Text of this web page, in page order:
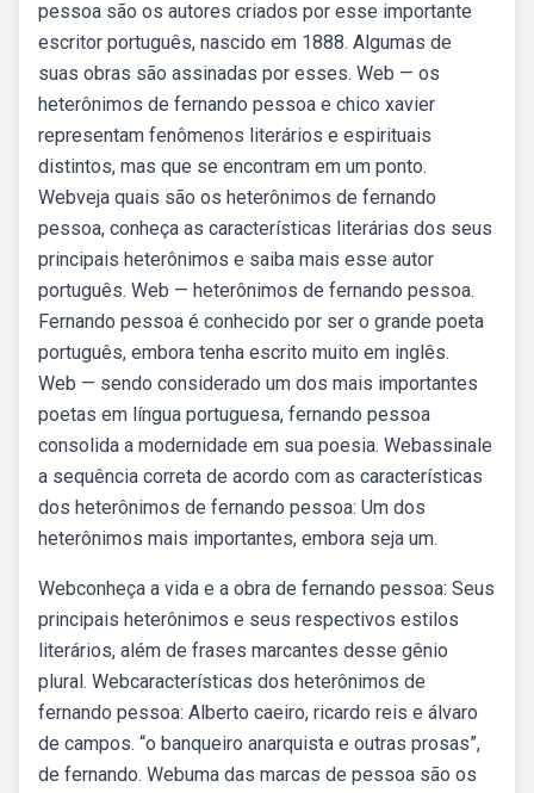
pessoa são os autores criados por esse importante
escritor português, nascido em 1888. Algumas de
suas obras são assinadas por esses. Web — os
heterônimos de fernando pessoa e chico xavier
representam fenômenos literários e espirituais
distintos, mas que se encontram em um ponto.
Webveja quais são os heterônimos de fernando
pessoa, conheça as características literárias dos seus
principais heterônimos e saiba mais esse autor
português. Web — heterônimos de fernando pessoa.
Fernando pessoa é conhecido por ser o grande poeta
português, embora tenha escrito muito em inglês.
Web — sendo considerado um dos mais importantes
poetas em língua portuguesa, fernando pessoa
consolida a modernidade em sua poesia. Webassinale
a sequência correta de acordo com as características
dos heterônimos de fernando pessoa: Um dos
heterônimos mais importantes, embora seja um.
Webconheça a vida e a obra de fernando pessoa: Seus
principais heterônimos e seus respectivos estilos
literários, além de frases marcantes desse gênio
plural. Webcaracterísticas dos heterônimos de
fernando pessoa: Alberto caeiro, ricardo reis e álvaro
de campos. “o banqueiro anarquista e outras prosas”,
de fernando. Webuma das marcas de pessoa são os